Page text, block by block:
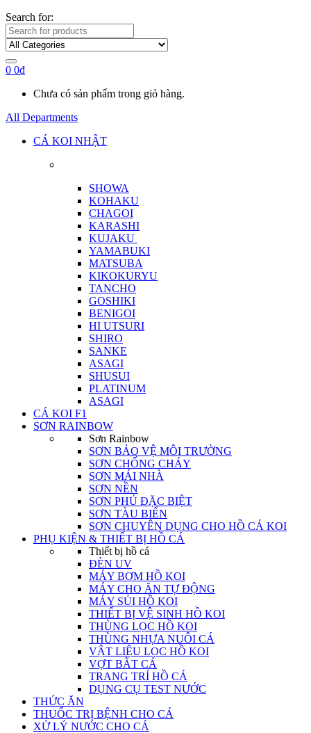
Search for:
0 0₫
Chưa có sản phẩm trong giỏ hàng.
All Departments
CÁ KOI NHẬT
SHOWA
KOHAKU
CHAGOI
KARASHI
KUJAKU
YAMABUKI
MATSUBA
KIKOKURYU
TANCHO
GOSHIKI
BENIGOI
HI UTSURI
SHIRO
SANKE
ASAGI
SHUSUI
PLATINUM
ASAGI
CÁ KOI F1
SƠN RAINBOW
Sơn Rainbow
SƠN BẢO VỆ MÔI TRƯỜNG
SƠN CHỐNG CHÁY
SƠN MÁI NHÀ
SƠN NỀN
SƠN PHỦ ĐẶC BIỆT
SƠN TÀU BIỂN
SƠN CHUYÊN DỤNG CHO HỒ CÁ KOI
PHỤ KIỆN & THIẾT BỊ HỒ CÁ
Thiết bị hồ cá
ĐÈN UV
MÁY BƠM HỒ KOI
MÁY CHO ĂN TỰ ĐỘNG
MÁY SỦI HỒ KOI
THIẾT BỊ VỆ SINH HỒ KOI
THÙNG LỌC HỒ KOI
THÙNG NHỰA NUÔI CÁ
VẬT LIỆU LỌC HỒ KOI
VỢT BẮT CÁ
TRANG TRÍ HỒ CÁ
DỤNG CỤ TEST NƯỚC
THỨC ĂN
THUỐC TRỊ BỆNH CHO CÁ
XỬ LÝ NƯỚC CHO CÁ